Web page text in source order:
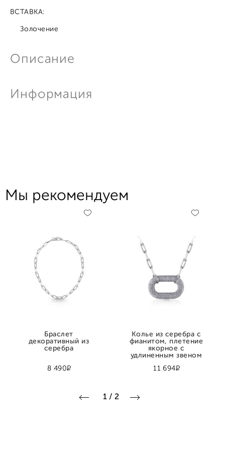
Описание
Информация
ВСТАВКА:
Золочение
Мы рекомендуем
8 490Р
Браслет
декоративный из
серебра
11 694Р
Колье из серебра с
фианитом, плетение
якорное с
удлиненным звеном
1 / 2